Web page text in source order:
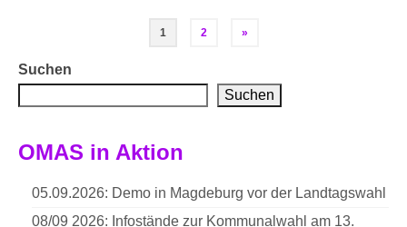
Seitennummerierung
der
Beiträge
1 2 »
Suchen
Suchen
OMAS in Aktion
05.09.2026: Demo in Magdeburg vor der Landtagswahl
08/09 2026: Infostände zur Kommunalwahl am 13.